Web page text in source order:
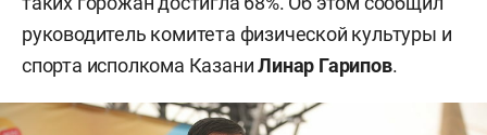
руководитель комитета физической культуры и
спорта исполкома КазаниЛинар Гарипов.